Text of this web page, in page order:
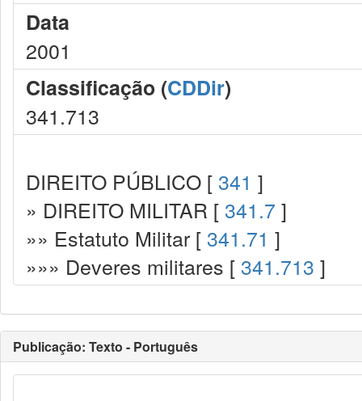
Data
2001
Classificação (CDDir)
341.713
DIREITO PÚBLICO [ 341 ]
» DIREITO MILITAR [ 341.7 ]
»» Estatuto Militar [ 341.71 ]
»»» Deveres militares [ 341.713 ]
Publicação: Texto - Português